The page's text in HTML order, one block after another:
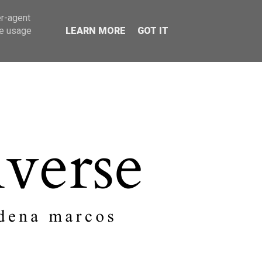
SOBRE MI
agent
usage
LEARN MORE GOT IT